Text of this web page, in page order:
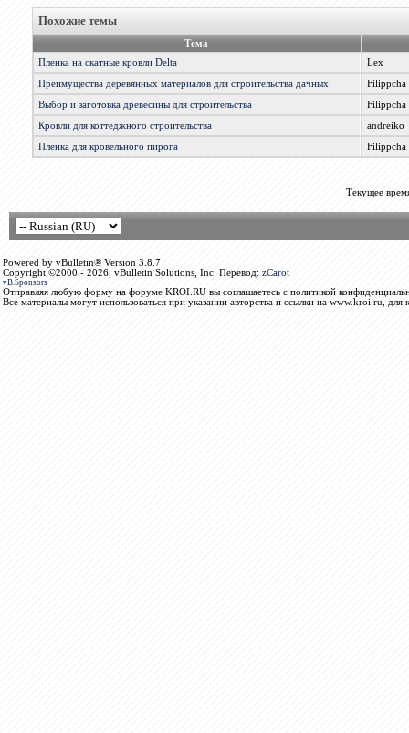
Похожие темы
Тема
Пленка на скатные кровли Delta
Lex
Преимущества деревянных материалов для строительства дачных Filippcha
Выбор и заготовка древесины для строительства Filippcha
Кровли для коттеджного строительства andreiko
Пленка для кровельного пирога Filippcha
Текущее
Powered by vBulletin® Version 3.8.7
Copyright ©2000 - 2026, vBulletin Solutions, Inc. Перевод: zCarot
vB.Sponsors
Отправляя любую форму на форуме KROI.RU вы соглашаетесь с политикой
Все материалы могут использоваться при указании авторства и ссылки на www.kroi.ru, для